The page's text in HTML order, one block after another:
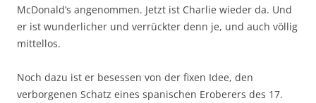
McDonald’s angenommen. Jetzt ist Charlie wieder da. Und
er ist wunderlicher und verrückter denn je, und auch völlig
mittellos.
Noch dazu ist er besessen von der fixen Idee, den
verborgenen Schatz eines spanischen Eroberers des 17.